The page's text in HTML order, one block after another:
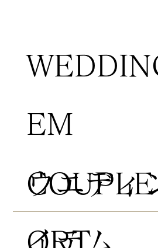
ORT
EM
ウエディ
イテム